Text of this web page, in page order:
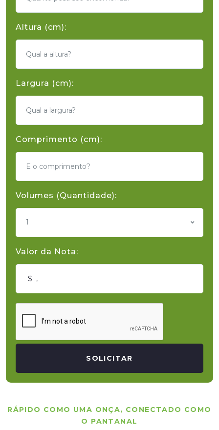
Altura (cm):
Largura (cm):
Comprimento (cm):
Volumes (Quantidade):
1
Valor da Nota:
SOLICITAR
RÁPIDO COMO UMA ONÇA, CONECTADO COMO
O PANTANAL